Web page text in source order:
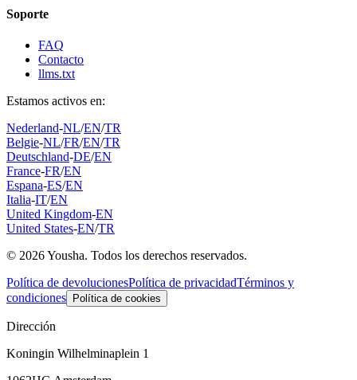
Soporte
FAQ
Contacto
llms.txt
Estamos activos en:
Nederland-NL/EN/TR
Belgie-NL/FR/EN/TR
Deutschland-DE/EN
France-FR/EN
Espana-ES/EN
Italia-IT/EN
United Kingdom-EN
United States-EN/TR
© 2026 Yousha. Todos los derechos reservados.
Política de devolucionesPolítica de privacidadTérminos y
condiciones
Política de cookies
Dirección
Koningin Wilhelminaplein 1